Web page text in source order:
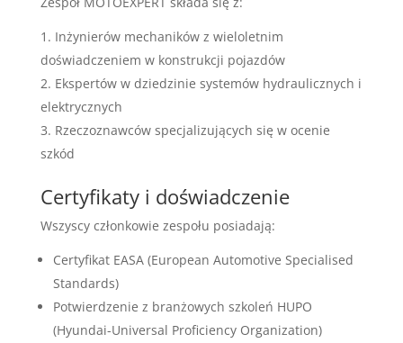
Inżynierów mechaników z wieloletnim
doświadczeniem w konstrukcji pojazdów
Ekspertów w dziedzinie systemów hydraulicznych i
elektrycznych
Rzeczoznawców specjalizujących się w ocenie
szkód
Certyfikaty i doświadczenie
Wszyscy członkowie zespołu posiadają:
Certyfikat EASA (European Automotive Specialised
Standards)
Potwierdzenie z branżowych szkoleń HUPO
(Hyundai-Universal Proficiency Organization)